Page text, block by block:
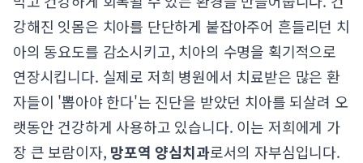
강해진 잇몸은 치아를 단단하게 붙잡아주어 흔들리던 치
아의 동요도를 감소시키고, 치아의 수명을 획기적으로
연장시킵니다. 실제로 저희 병원에서 치료받은 많은 환
자들이 '뽑아야 한다'는 진단을 받았던 치아를 되살려 오
랫동안 건강하게 사용하고 있습니다. 이는 저희에게 가
장 큰 보람이자, 망포역 양심치과로서의 자부심입니다.